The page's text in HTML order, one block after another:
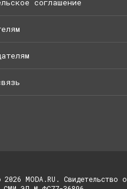
соглашение
MODA.RU. Свидетельство о